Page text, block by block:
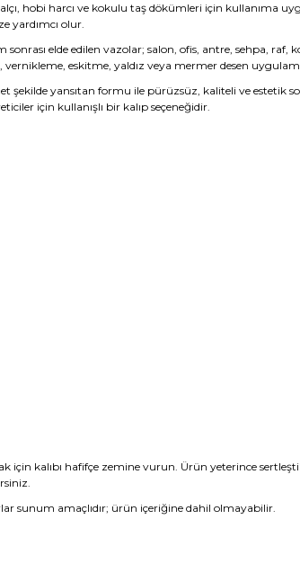
hobi harcı ve kokulu taş dökümleri için kullanıma
yardımcı olur.
elde edilen vazolar; salon, ofis, antre, sehpa, raf,
eskitme, yaldız veya mermer desen
şekilde yansıtan formu ile pürüzsüz, kaliteli ve estetik
için kullanışlı bir kalıp seçeneğidir.
için kalıbı hafifçe zemine vurun. Ürün yeterince
sunum amaçlıdır; ürün içeriğine dahil olmayabilir.